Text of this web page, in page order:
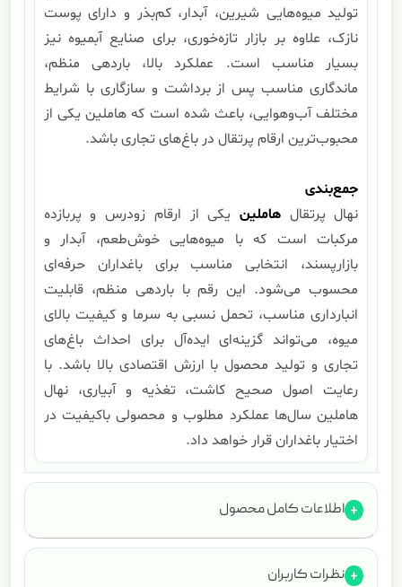
تولید میوه‌هایی شیرین، آبدار، کم‌بذر و دارای پوست
نازک، علاوه بر بازار تازه‌خوری، برای صنایع آبمیوه نیز
بسیار مناسب است. عملکرد بالا، باردهی منظم،
ماندگاری مناسب پس از برداشت و سازگاری با شرایط
مختلف آب‌وهوایی، باعث شده است که هاملین یکی از
محبوب‌ترین ارقام پرتقال در باغ‌های تجاری باشد.
جمع‌بندی
نهال پرتقالهاملین یکی از ارقام زودرس و پربازده
مرکبات است که با میوه‌هایی خوش‌طعم، آبدار و
بازارپسند، انتخابی مناسب برای باغداران حرفه‌ای
محسوب می‌شود. این رقم با باردهی منظم، قابلیت
انبارداری مناسب، تحمل نسبی به سرما و کیفیت بالای
میوه، می‌تواند گزینه‌ای ایده‌آل برای احداث باغ‌های
تجاری و تولید محصول با ارزش اقتصادی بالا باشد. با
رعایت اصول صحیح کاشت، تغذیه و آبیاری، نهال
هاملین سال‌ها عملکرد مطلوب و محصولی باکیفیت در
اختیار باغداران قرار خواهد داد.
اطلاعات کامل محصول
نظرات کاربران